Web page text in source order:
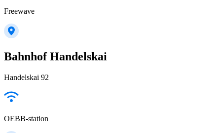
Freewave
Bahnhof Handelskai
Handelskai 92
OEBB-station